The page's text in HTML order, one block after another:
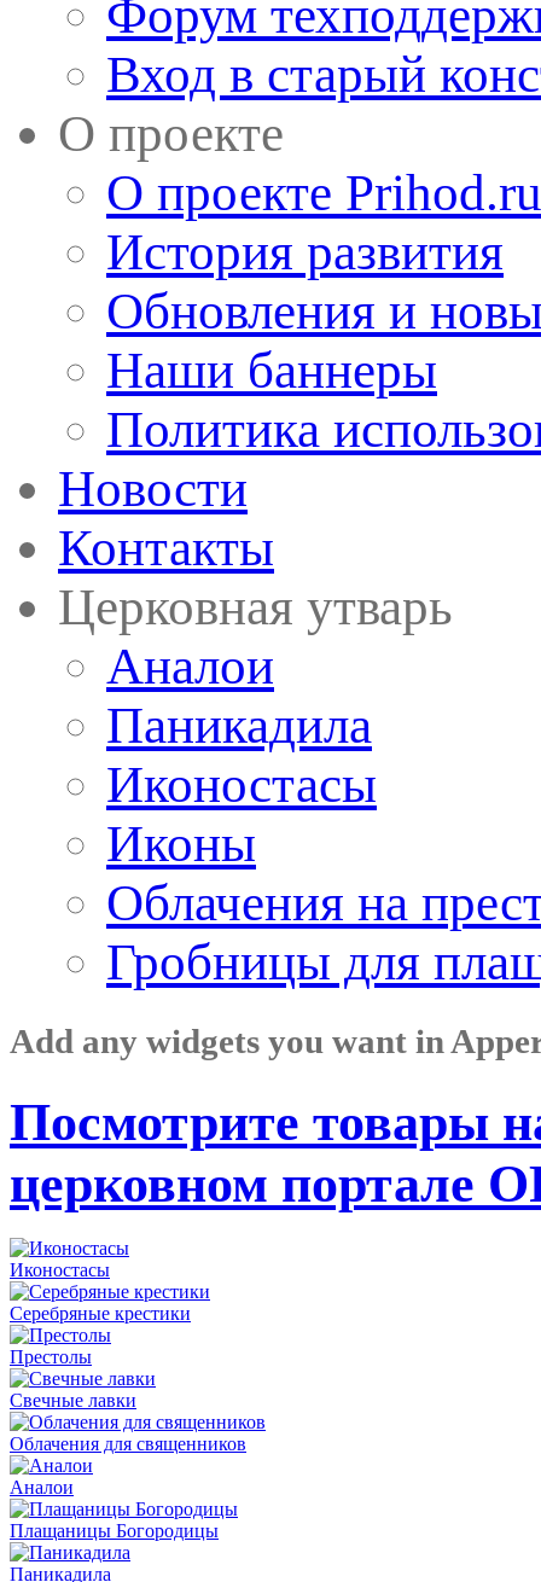
Форум
Вход в старый
О проекте
О проекте Prihod.ru
История развития
Обновления и
Наши баннеры
Политика
Новости
Контакты
Церковная утварь
Аналои
Паникадила
Иконостасы
Иконы
Облачения на
Гробницы для
Add any widgets you want in
Посмотрите товары
церковном портале
Иконостасы
Серебряные крестики
Престолы
Свечные лавки
Облачения для священников
Аналои
Плащаницы Богородицы
Паникадила